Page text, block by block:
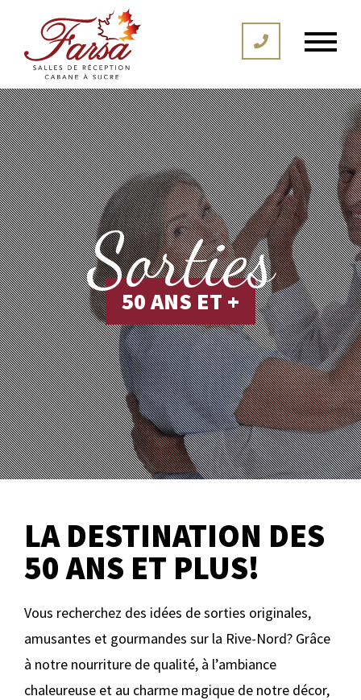
Sorties
50 ANS ET +
LA DESTINATION DES
50 ANS ET PLUS!
Vous recherchez des idées de sorties originales,
amusantes et gourmandes sur la Rive-Nord? Grâce
à notre nourriture de qualité, à l’ambiance
chaleureuse et au charme magique de notre décor,